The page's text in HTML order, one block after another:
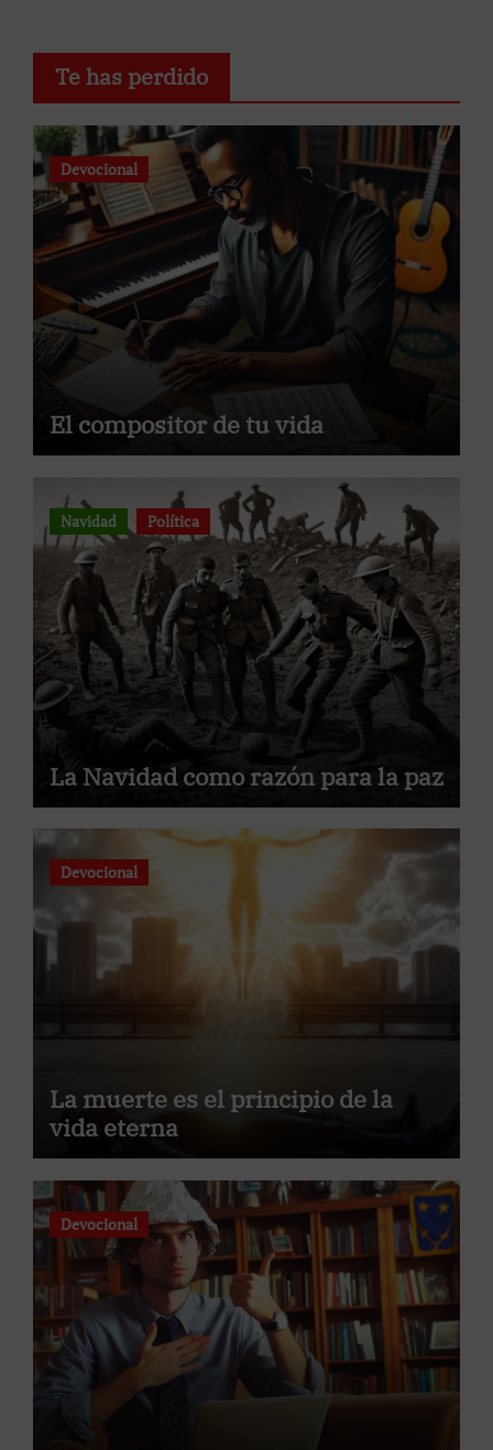
Te has perdido
Devocional
El compositor de tu vida
Navidad Política
La Navidad como razón para la paz
Devocional
La muerte es el principio de la
vida eterna
Devocional